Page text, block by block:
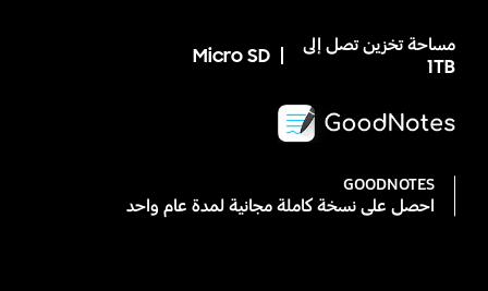
مساحة تخزين تصل إلى
‎1TB‎
Micro SD
GOODNOTES
احصل على نسخة كاملة مجانية لمدة عام واحد